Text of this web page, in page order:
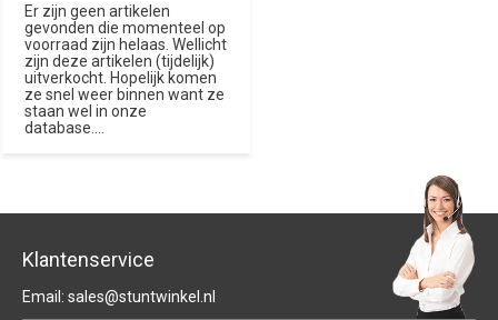
Er zijn geen artikelen
gevonden die momenteel op
voorraad zijn helaas. Wellicht
zijn deze artikelen (tijdelijk)
uitverkocht. Hopelijk komen
ze snel weer binnen want ze
staan wel in onze
database....
Klantenservice
Email: sales@stuntwinkel.nl